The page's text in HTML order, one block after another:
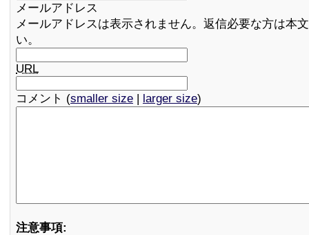
メールアドレス
メールアドレスは表示されません。返信必要な方は本
い。
URL
コメント (smaller size | larger size)
注意事項: